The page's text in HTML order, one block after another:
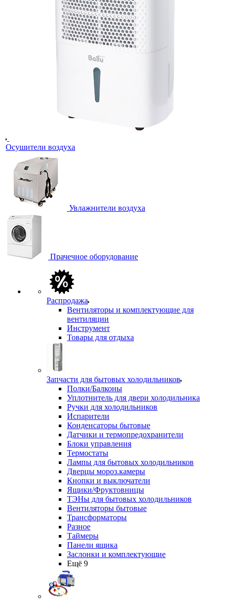
Осушители воздуха
Увлажнители воздуха
Прачечное оборудование
Распродажа
Вентиляторы и комплектующие для
вентиляции
Инструмент
Товары для отдыха
Запчасти для бытовых холодильников
Полки/Балконы
Уплотнитель для двери холодильника
Ручки для холодильников
Испарители
Конденсаторы бытовые
Датчики и термопредохранители
Блоки управления
Термостаты
Лампы для бытовых холодильников
Дверцы мороз.камеры
Кнопки и выключатели
Ящики/Фруктовницы
ТЭНы для бытовых холодильников
Вентиляторы бытовые
Трансформаторы
Разное
Таймеры
Панели ящика
Заслонки и комплектующие
Ещё 9